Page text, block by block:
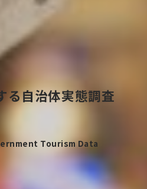
る自治体実態調査
Tourism Data